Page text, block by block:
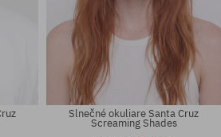
Slnečné okuliare Santa Cruz
Screaming Shades